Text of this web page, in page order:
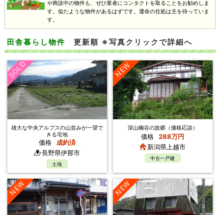
や商談中の物件も、ぜひ業者にコンタクトを取ることをお勧めしま
す。似たような物件があるはずです。運命の住処は主を待っていま
す。
田舎暮らし物件 更新順 ※写真クリックで詳細へ
雄大な中央アルプスの山並みが一望で
きる宅地
価格 成約済
SOLD
長野県伊那市
土地
深山幽谷の故郷（価格応談）
価格 288万円
NEW
新潟県上越市
中古一戸建
NEW NEW